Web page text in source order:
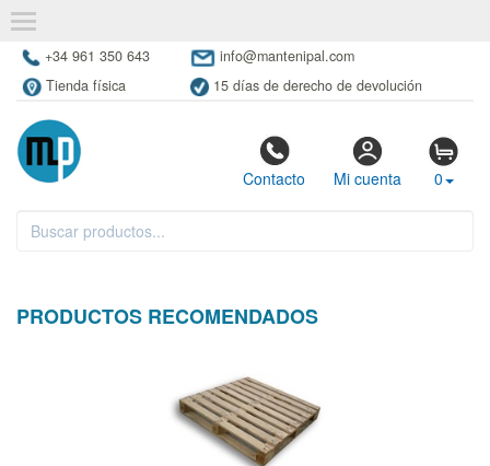
+34 961 350 643
info@mantenipal.com
Tienda física
15 días de derecho de devolución
Contacto Mi cuenta 0
PRODUCTOS RECOMENDADOS